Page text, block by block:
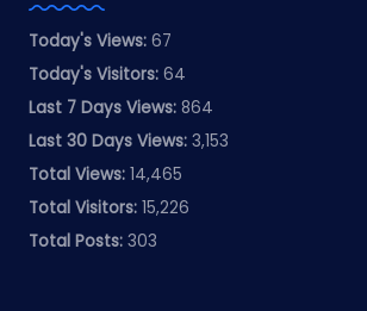
Today's Views: 67
Today's Visitors: 64
Last 7 Days Views: 864
Last 30 Days Views: 3,153
Total Views: 14,465
Total Visitors: 15,226
Total Posts: 303